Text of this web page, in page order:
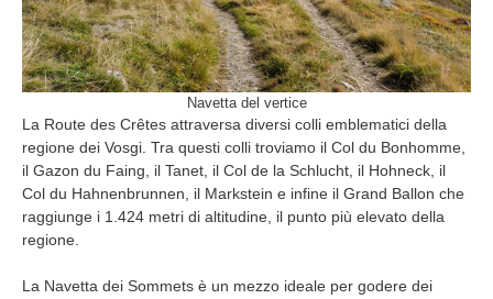
Navetta del vertice
La Route des Crêtes attraversa diversi colli emblematici della
regione dei Vosgi. Tra questi colli troviamo il Col du Bonhomme,
il Gazon du Faing, il Tanet, il Col de la Schlucht, il Hohneck, il
Col du Hahnenbrunnen, il Markstein e infine il Grand Ballon che
raggiunge i 1.424 metri di altitudine, il punto più elevato della
regione.
La Navetta dei Sommets è un mezzo ideale per godere dei